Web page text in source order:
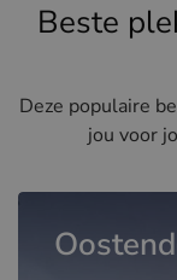
Beste
Deze populaire
jou voor